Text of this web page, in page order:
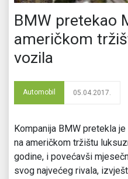
BMW pretekao
američkom
vozila
Automobil 05.04.2017.
Kompanija BMW pretekla
na američkom tržištu
godine, i povećavši
svog najvećeg rivala,